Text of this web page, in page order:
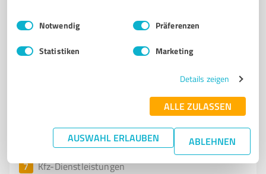
Impressum Datenschutzbestimmungen
Einwilligungsauswahl
Notwendig Präferenzen
Statistiken Marketing
Details zeigen
ALLE ZULASSEN
AUSWAHL ERLAUBEN ABLEHNEN
SCHADENSABWICKLUNG
Huberstraße 11a, 97084 Würzburg
4,80 / 5,00
7 Kfz-Dienstleistungen